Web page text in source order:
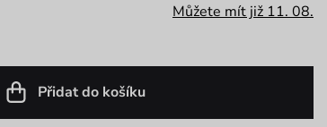
Můžete mít již 11. 08.
Přidat do košíku